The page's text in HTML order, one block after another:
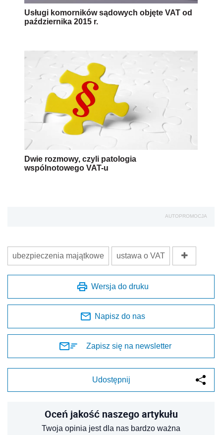
Usługi komorników sądowych objęte VAT od
października 2015 r.
Dwie rozmowy, czyli patologia
wspólnotowego VAT-u
AUTOPROMOCJA
ubezpieczenia majątkowe ustawa o VAT
Wersja do druku
Napisz do nas
Zapisz się na newsletter
Udostępnij
Oceń jakość naszego artykułu
Twoja opinia jest dla nas bardzo ważna